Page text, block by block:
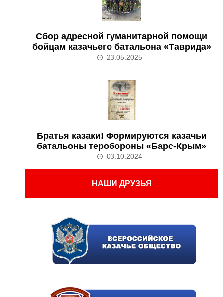
Сбор адресной гуманитарной помощи
бойцам казачьего батальона «Таврида»
23.05.2025
Братья казаки! Формируются казачьи
батальоны теробороны «Барс-Крым»
03.10.2024
НАШИ ДРУЗЬЯ